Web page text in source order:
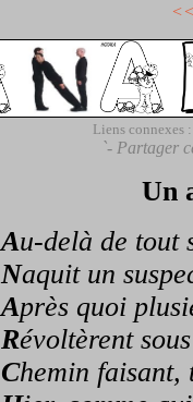
Liens connexes :
`- Partager
Un
Au-delà de tout
Naquit un
Après quoi
Révoltèrent
Chemin faisant,